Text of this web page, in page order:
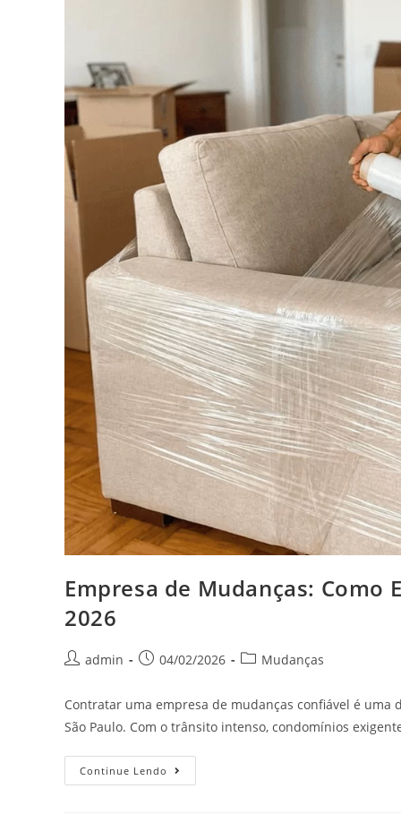
Empresa de Mudanças: Como
2026
admin 04/02/2026 Mudanças
Contratar uma empresa de mudanças confiável é
São Paulo. Com o trânsito intenso, condomínios
Continue Lendo